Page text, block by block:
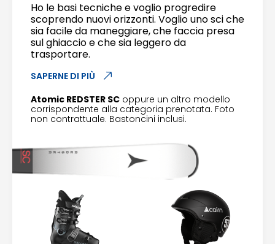
Ho le basi tecniche e voglio progredire
scoprendo nuovi orizzonti. Voglio uno sci che
sia facile da maneggiare, che faccia presa
sul ghiaccio e che sia leggero da
trasportare.
SAPERNE DI PIÙ
Atomic REDSTER SC oppure un altro modello
corrispondente alla categoria prenotata. Foto
non contrattuale. Bastoncini inclusi.